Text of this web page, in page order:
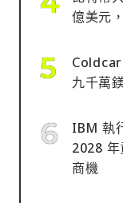
億美元
九千萬
IBM 執
2028
商機